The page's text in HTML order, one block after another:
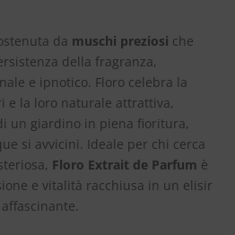
da muschi preziosi che
della fragranza,
e ipnotico. Floro celebra la
e la loro naturale attrattiva,
un giardino in piena fioritura,
si avvicini. Ideale per chi cerca
Floro Extrait de Parfum è
e vitalità racchiusa in un elisir